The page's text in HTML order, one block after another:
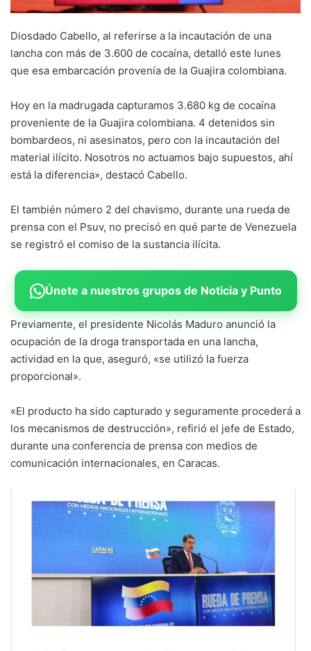
Diosdado Cabello, al referirse a la incautación de una
lancha con más de 3.600 de cocaína, detalló este lunes
que esa embarcación provenía de la Guajira colombiana.
Hoy en la madrugada capturamos 3.680 kg de cocaína
proveniente de la Guajira colombiana. 4 detenidos sin
bombardeos, ni asesinatos, pero con la incautación del
material ilícito. Nosotros no actuamos bajo supuestos, ahí
está la diferencia», destacó Cabello.
El también número 2 del chavismo, durante una rueda de
prensa con el Psuv, no precisó en qué parte de Venezuela
se registró el comiso de la sustancia ilícita.
Únete a nuestros grupos de Noticia y Punto
Previamente, el presidente Nicolás Maduro anunció la
ocupación de la droga transportada en una lancha,
actividad en la que, aseguró, «se utilizó la fuerza
proporcional».
«El producto ha sido capturado y seguramente procederá a
los mecanismos de destrucción», refirió el jefe de Estado,
durante una conferencia de prensa con medios de
comunicación internacionales, en Caracas.